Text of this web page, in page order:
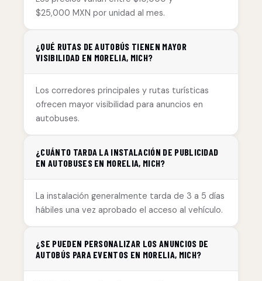
$25,000 MXN por unidad al mes.
¿QUÉ RUTAS DE AUTOBÚS TIENEN MAYOR
VISIBILIDAD EN MORELIA, MICH?
Los corredores principales y rutas turísticas
ofrecen mayor visibilidad para anuncios en
autobuses.
¿CUÁNTO TARDA LA INSTALACIÓN DE PUBLICIDAD
EN AUTOBUSES EN MORELIA, MICH?
La instalación generalmente tarda de 3 a 5 días
hábiles una vez aprobado el acceso al vehículo.
¿SE PUEDEN PERSONALIZAR LOS ANUNCIOS DE
AUTOBÚS PARA EVENTOS EN MORELIA, MICH?